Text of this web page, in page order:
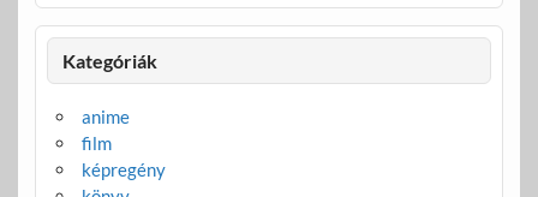
Kategóriák
anime
film
képregény